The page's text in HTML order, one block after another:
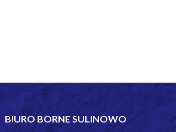
BIURO BORNE SULINOWO